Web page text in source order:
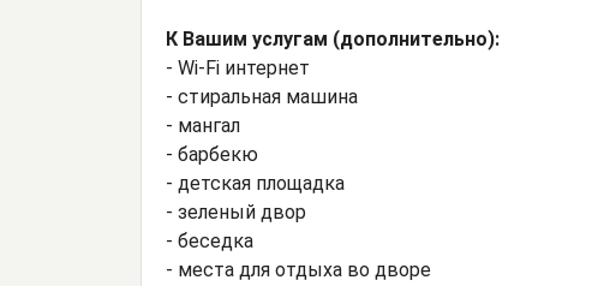
К Вашим услугам (дополнительно):
- Wi-Fi интернет
- стиральная машина
- мангал
- барбекю
- детская площадка
- зеленый двор
- беседка
- места для отдыха во дворе